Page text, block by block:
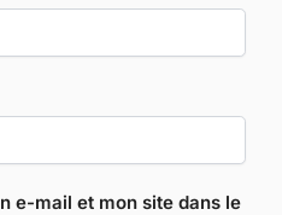
e-mail et mon site dans le